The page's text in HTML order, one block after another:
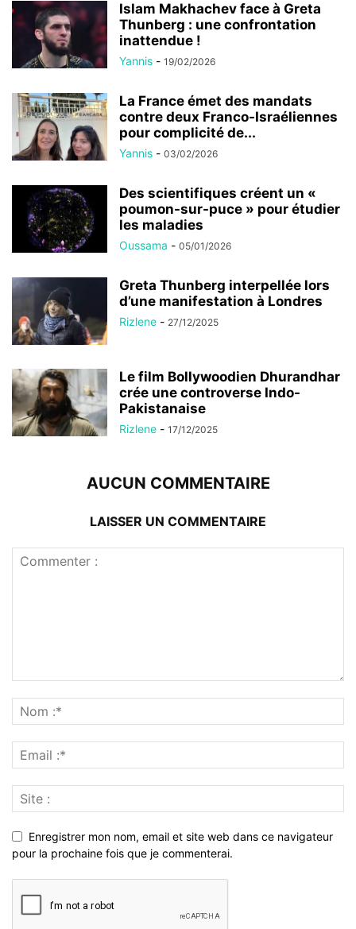
Islam Makhachev face à Greta
Thunberg : une confrontation
inattendue !
Yannis - 19/02/2026
La France émet des mandats
contre deux Franco-Israéliennes
pour complicité de...
Yannis - 03/02/2026
Des scientifiques créent un «
poumon-sur-puce » pour étudier
les maladies
Oussama - 05/01/2026
Greta Thunberg interpellée lors
d’une manifestation à Londres
Rizlene - 27/12/2025
Le film Bollywoodien Dhurandhar
crée une controverse Indo-
Pakistanaise
Rizlene - 17/12/2025
AUCUN COMMENTAIRE
LAISSER UN COMMENTAIRE
Enregistrer mon nom, email et site web dans ce navigateur
pour la prochaine fois que je commenterai.